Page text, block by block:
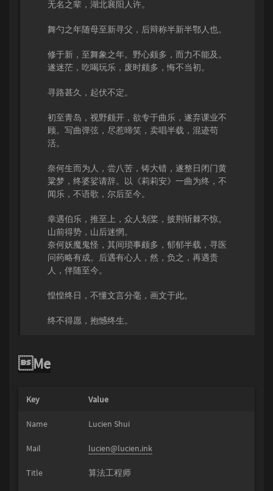
无名之辈，湖北襄阳人许。
舞勺之年随母至新寻父，后辩称半新半鄂人也。
修于新，至舞象之年。野心颇多，而力不能及。
遂迷茫，吃喝玩乐，废时颇多，悔不当初。
寻路甚久，起伏不定。
初至青岛，视野颇开，欲专于曲乐，遂弃课业不
顾。写曲弹弦，尽惹啼笑，卖唱半载，混迹苟
活。
奈何生而为人，尝八苦，铸大错，遂整日闭门黄
粱梦，终婆娑请辞。以《莉莉安》一曲为终，不
闻乐，不语歌，尔后至今。
幸遇伯乐，推至上，众人划桨，披荆斩棘不惊。
山前得势，山后迷惘。
奈何妖魔鬼怪，其间琐事颇多，郁郁半载，寻医
问药略有成。后遇有心人，然，负之，再遇贵
人，伴随至今。
惶惶终日，不懂文言分毫，画文于此。
终不得愿，抱憾终生。
Me
Key Value
Name Lucien Shui
Mail lucien@lucien.ink
Title 算法工程师